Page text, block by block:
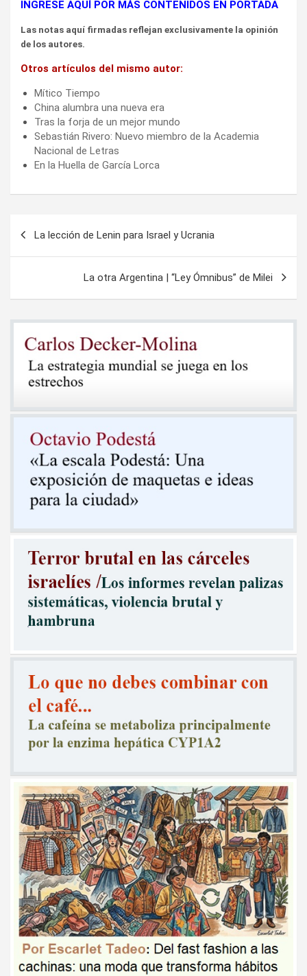
INGRESE AQUÍ POR MÁS CONTENIDOS EN PORTADA
Las notas aquí firmadas reflejan exclusivamente la opinión
de los autores.
Otros artículos del mismo autor:
Mítico Tiempo
China alumbra una nueva era
Tras la forja de un mejor mundo
Sebastián Rivero: Nuevo miembro de la Academia
Nacional de Letras
En la Huella de García Lorca
La lección de Lenin para Israel y Ucrania
La otra Argentina | “Ley Ómnibus” de Milei